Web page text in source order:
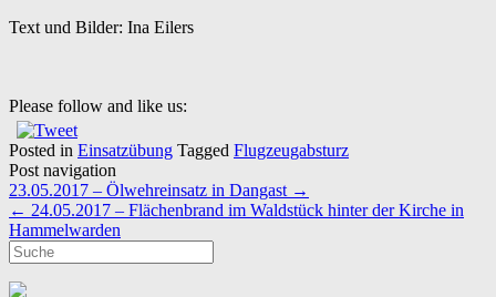
Text und Bilder: Ina Eilers
Please follow and like us:
Posted in Einsatzübung Tagged Flugzeugabsturz
Post navigation
23.05.2017 – Ölwehreinsatz in Dangast →
← 24.05.2017 – Flächenbrand im Waldstück hinter der Kirche in
Hammelwarden